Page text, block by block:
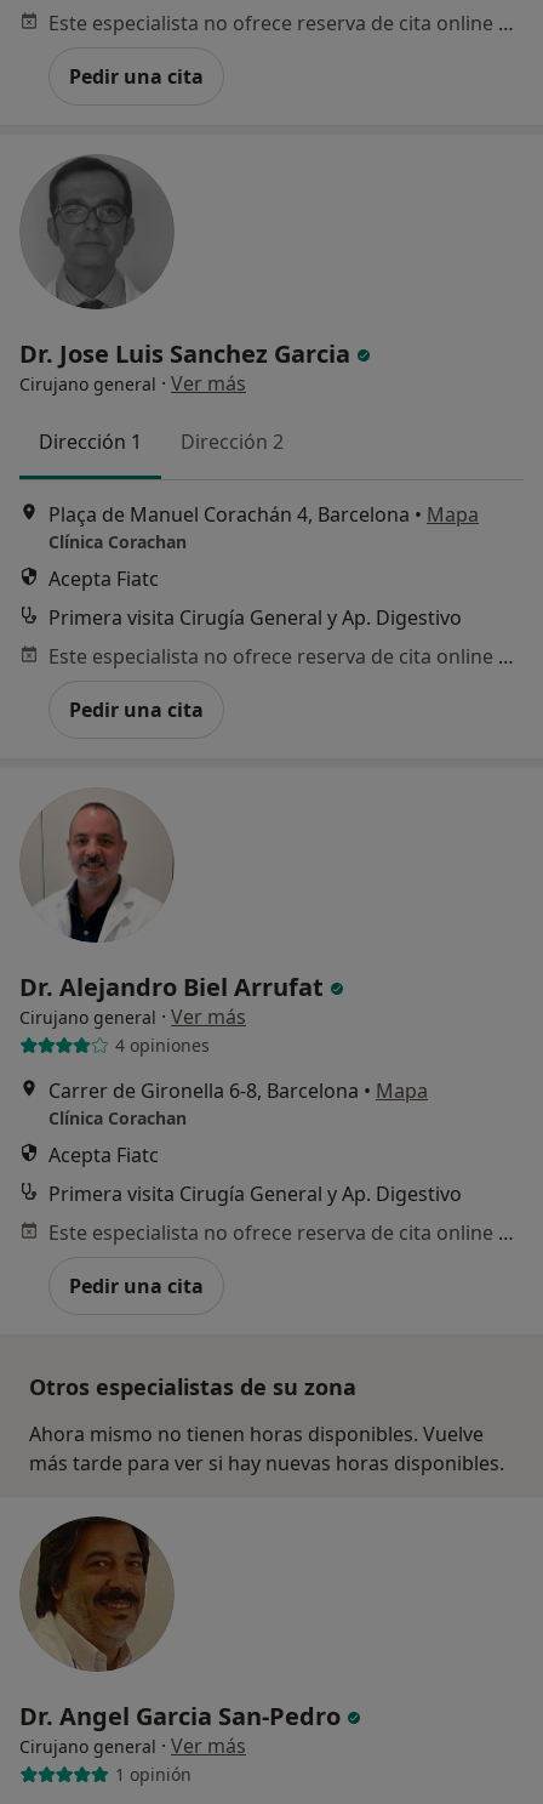
Este especialista no ofrece reserva de cita online en esta dirección.
Pedir una cita
Dr. Jose Luis Sanchez Garcia
Cirujano general · Ver más
Dirección 1 Dirección 2
Plaça de Manuel Corachán 4, Barcelona • Mapa
Clínica Corachan
Acepta Fiatc
Primera visita Cirugía General y Ap. Digestivo
Este especialista no ofrece reserva de cita online en esta dirección.
Pedir una cita
Dr. Alejandro Biel Arrufat
Cirujano general · Ver más
4 opiniones
Carrer de Gironella 6-8, Barcelona • Mapa
Clínica Corachan
Acepta Fiatc
Primera visita Cirugía General y Ap. Digestivo
Este especialista no ofrece reserva de cita online en esta dirección.
Pedir una cita
Otros especialistas de su zona
Ahora mismo no tienen horas disponibles. Vuelve
más tarde para ver si hay nuevas horas disponibles.
Dr. Angel Garcia San-Pedro
Cirujano general · Ver más
1 opinión